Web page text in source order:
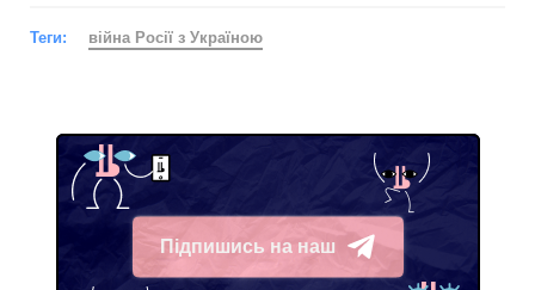
Теги: війна Росії з Україною
Підпишись на наш
Telegram